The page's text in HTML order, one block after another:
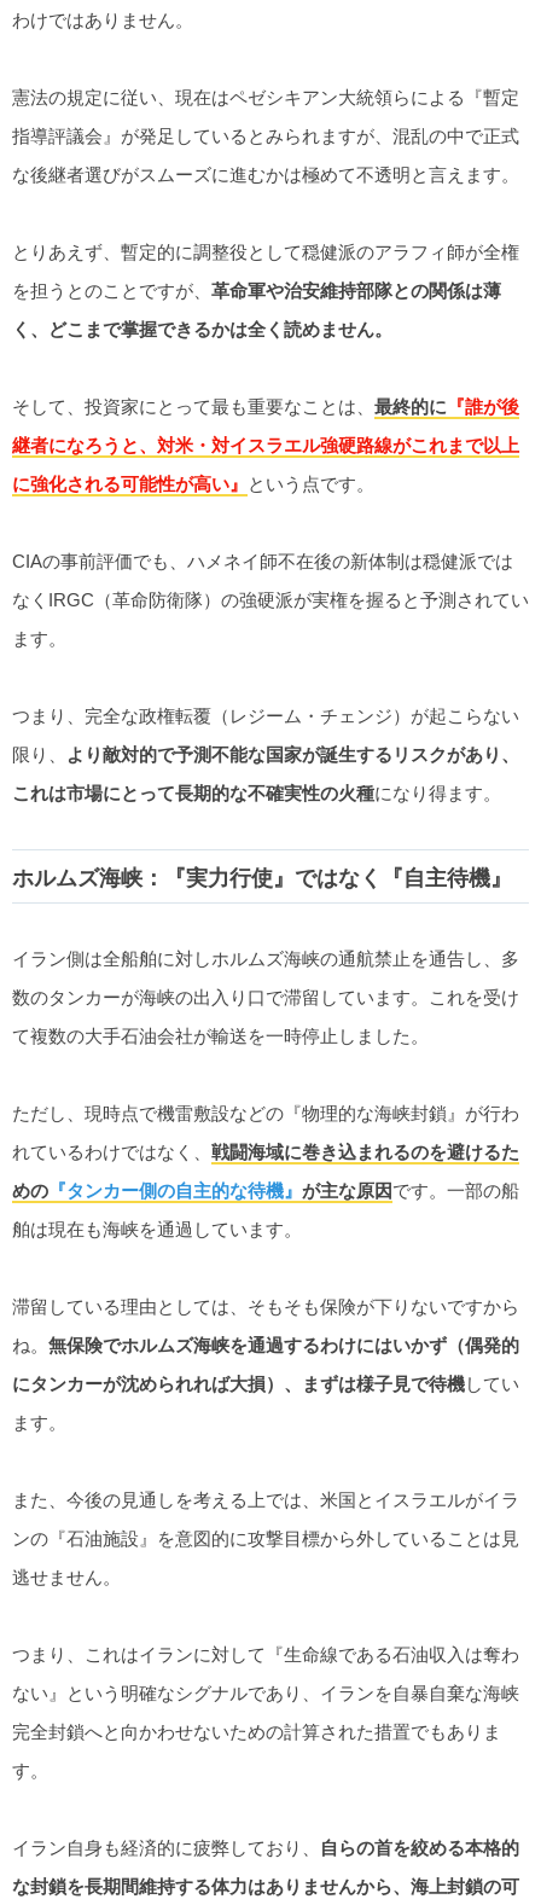
わけではありません。
憲法の規定に従い、現在はペゼシキアン大統領らによる『暫定
指導評議会』が発足しているとみられますが、混乱の中で正式
な後継者選びがスムーズに進むかは極めて不透明と言えます。
とりあえず、暫定的に調整役として穏健派のアラフィ師が全権
を担うとのことですが、 革命軍や治安維持部隊との関係は薄
く、どこまで掌握できるかは全く読めません。
そして、投資家にとって最も重要なことは、 最終的に 『誰が後
継者になろうと、対米・対イスラエル強硬路線がこれまで以上
に強化される可能性が高い』 という点です。
CIAの事前評価でも、ハメネイ師不在後の新体制は穏健派では
なくIRGC（革命防衛隊）の強硬派が実権を握ると予測されてい
ます。
つまり、完全な政権転覆（レジーム・チェンジ）が起こらない
限り、
より敵対的で予測不能な国家が誕生するリスクがあり、
これは市場にとって長期的な不確実性の火種になり得ます。
ホルムズ海峡：『実力行使』ではなく『自主待機』
イラン側は全船舶に対しホルムズ海峡の通航禁止を通告し、多
数のタンカーが海峡の出入り口で滞留しています。これを受け
て複数の大手石油会社が輸送を一時停止しました。
ただし、現時点で機雷敷設などの『物理的な海峡封鎖』が行わ
れているわけではなく、 戦闘海域に巻き込まれるのを避けるた
めの 『タンカー側の自主的な待機』 が主な原因です。一部の船
舶は現在も海峡を通過しています。
滞留している理由としては、そもそも保険が下りないですから
ね。 無保険でホルムズ海峡を通過するわけにはいかず（偶発的
にタンカーが沈められれば大損）、まずは様子見で待機してい
ます。
また、今後の見通しを考える上では、米国とイスラエルがイラ
ンの『石油施設』を意図的に攻撃目標から外していることは見
逃せません。
つまり、これはイランに対して『生命線である石油収入は奪わ
ない』という明確なシグナルであり、イランを自暴自棄な海峡
完全封鎖へと向かわせないための計算された措置でもありま
す。
イラン自身も経済的に疲弊しており、
自らの首を絞める本格的
な封鎖を長期間維持する体力はありませんから、海上封鎖の可